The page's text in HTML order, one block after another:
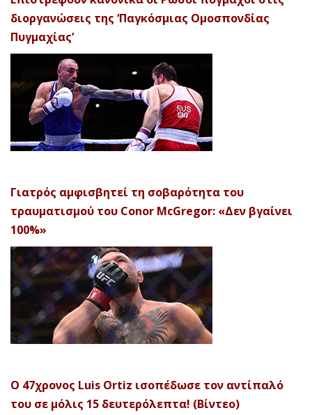
διοργανώσεις της ‘Παγκόσμιας Ομοσπονδίας
Πυγμαχίας’
Γιατρός αμφισβητεί τη σοβαρότητα του
τραυματισμού του Conor McGregor: «Δεν βγαίνει
100%»
Ο 47χρονος Luis Ortiz ισοπέδωσε τον αντίπαλό
του σε μόλις 15 δευτερόλεπτα! (Βίντεο)